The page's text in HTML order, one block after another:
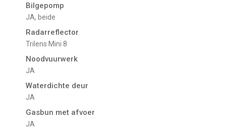
Bilgepomp
JA, beide
Radarreflector
Trilens Mini 8
Noodvuurwerk
JA
Waterdichte deur
JA
Gasbun met afvoer
JA